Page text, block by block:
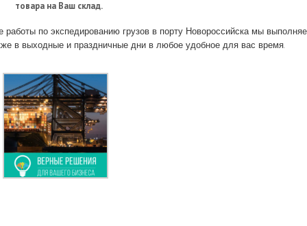
товара на Ваш склад.
работы по экспедированию грузов в порту Новороссийска мы
в выходные и праздничные дни в любое удобное для вас время.